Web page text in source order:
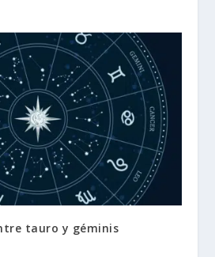
tauro y géminis